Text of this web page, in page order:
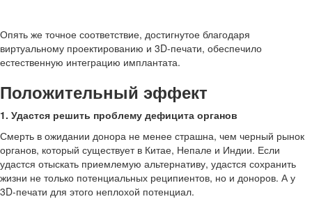
Опять же точное соответствие, достигнутое благодаря
виртуальному проектированию и 3D-печати, обеспечило
естественную интеграцию имплантата.
Положительный эффект
1. Удастся решить проблему дефицита органов
Смерть в ожидании донора не менее страшна, чем черный рынок
органов, который существует в Китае, Непале и Индии. Если
удастся отыскать приемлемую альтернативу, удастся сохранить
жизни не только потенциальных реципиентов, но и доноров. А у
3D-печати для этого неплохой потенциал.